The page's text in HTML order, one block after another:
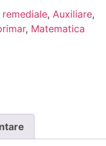
, Auxiliare,
, Matematica